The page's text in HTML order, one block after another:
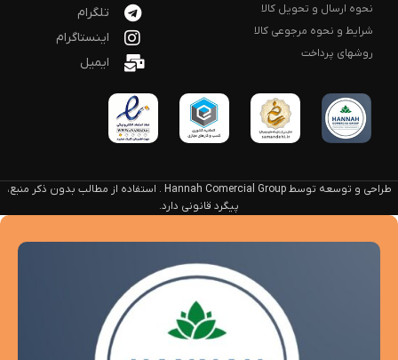
نحوه ارسال و تحویل کالا
شرایط و نحوه مرجوعی کالا
روشهای پرداخت
تلگرام
اینستاگرام
ایمیل
طراحی و توسعه توسط Hannah Comercial Group . استفاده از مطالب بدون ذکر منبع،
پیگرد قانونی دارد.